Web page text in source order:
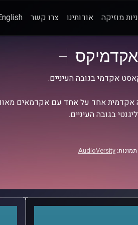
מוזיקה אודותינו צרו קשר
אקדמיקס
אקדמי בגובה העיניים.
אקדמית אחד על אחד עם אקדמאים
בגובה העיניים.
AudioVersity